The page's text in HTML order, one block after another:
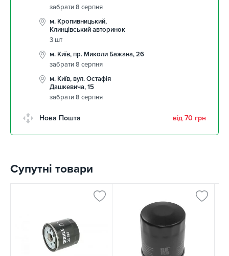
забрати 8 серпня
м. Кропивницький,
Клинцівський авторинок
3 шт
м. Київ, пр. Миколи Бажана, 26
забрати 8 серпня
м. Київ, вул. Остафія
Дашкевича, 15
забрати 8 серпня
Нова Пошта від 70 грн
Супутні товари